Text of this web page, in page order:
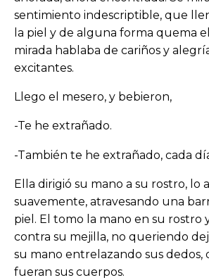
sentimiento indescriptible, que
la piel y de alguna forma quema
mirada hablaba de cariños y
excitantes.
Llego el mesero, y bebieron,
-Te he extrañado.
-También te he extrañado, cada
Ella dirigió su mano a su rostro, lo
suavemente, atravesando una
piel. El tomo la mano en su rostro
contra su mejilla, no queriendo
su mano entrelazando sus dedos,
fueran sus cuerpos.